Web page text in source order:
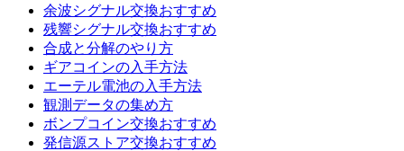
余波シグナル交換おすすめ
残響シグナル交換おすすめ
合成と分解のやり方
ギアコインの入手方法
エーテル電池の入手方法
観測データの集め方
ボンプコイン交換おすすめ
発信源ストア交換おすすめ